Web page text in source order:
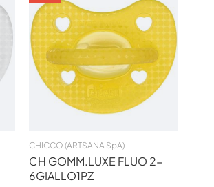
AI
PREFERITI
CHICCO (ARTSANA SpA)
CH GOMM.LUXE FLUO 2-
6GIALLO1PZ
AI